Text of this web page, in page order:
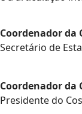
Coordenador da
Secretário de
Coordenador da
Presidente do